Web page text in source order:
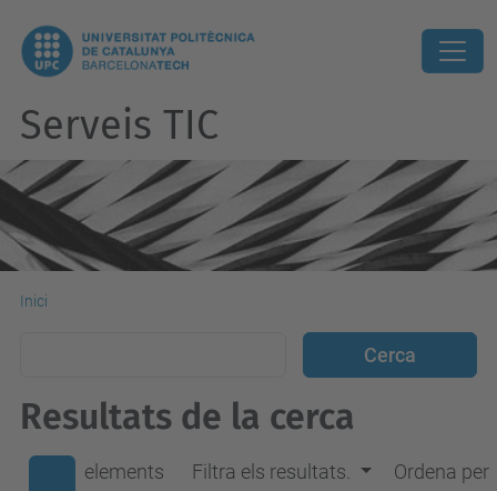
Serveis TIC
Inici
Resultats de la cerca
elements
Filtra els resultats. Ordena per